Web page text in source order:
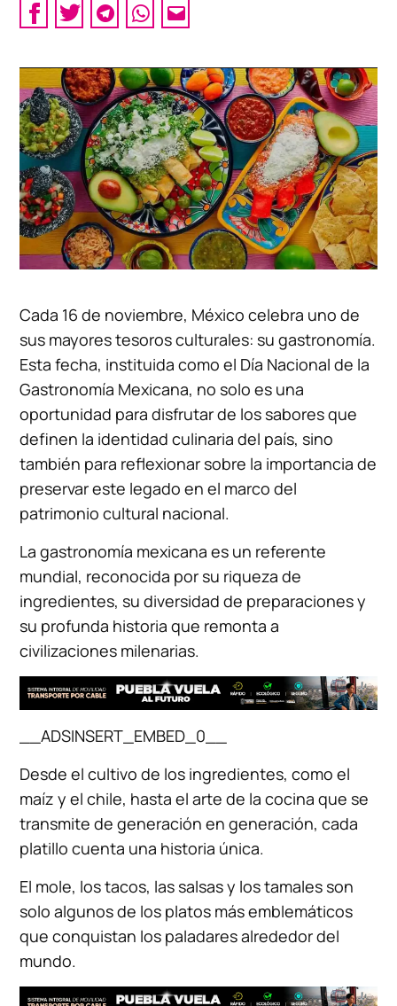
Cada 16 de noviembre, México celebra uno de
sus mayores tesoros culturales: su gastronomía.
Esta fecha, instituida como el Día Nacional de la
Gastronomía Mexicana, no solo es una
oportunidad para disfrutar de los sabores que
definen la identidad culinaria del país, sino
también para reflexionar sobre la importancia de
preservar este legado en el marco del
patrimonio cultural nacional.
La gastronomía mexicana es un referente
mundial, reconocida por su riqueza de
ingredientes, su diversidad de preparaciones y
su profunda historia que remonta a
civilizaciones milenarias.
__ADSINSERT_EMBED_0__
Desde el cultivo de los ingredientes, como el
maíz y el chile, hasta el arte de la cocina que se
transmite de generación en generación, cada
platillo cuenta una historia única.
El mole, los tacos, las salsas y los tamales son
solo algunos de los platos más emblemáticos
que conquistan los paladares alrededor del
mundo.